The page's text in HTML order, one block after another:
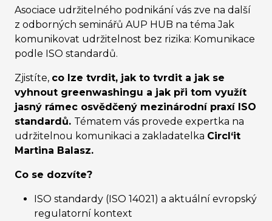
Asociace udržitelného podnikání vás zve na další
z odborných seminářů AUP HUB na téma Jak
komunikovat udržitelnost bez rizika: Komunikace
podle ISO standardů.
Zjistíte, co lze tvrdit, jak to tvrdit a jak se
vyhnout greenwashingu a jak při tom využít
jasný rámec osvědčený mezinárodní praxí ISO
standardů. Tématem vás provede expertka na
udržitelnou komunikaci a zakladatelka Circl‘it
Martina Balasz.
Co se dozvíte?
ISO standardy (ISO 14021) a aktuální evropský
regulatorní kontext